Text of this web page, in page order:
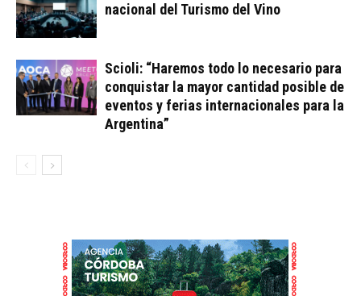
nacional del Turismo del Vino
Scioli: “Haremos todo lo necesario para
conquistar la mayor cantidad posible de
eventos y ferias internacionales para la
Argentina”